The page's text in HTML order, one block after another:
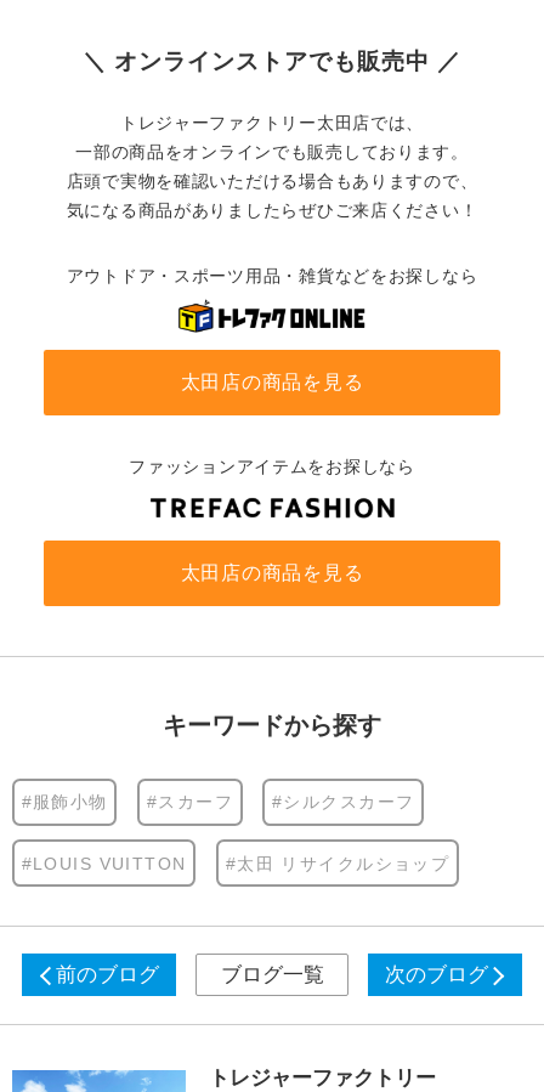
＼ オンラインストアでも販売中 ／
トレジャーファクトリー太田店では、
一部の商品をオンラインでも販売しております。
店頭で実物を確認いただける場合もありますので、
気になる商品がありましたらぜひご来店ください！
アウトドア・スポーツ用品・雑貨などをお探しなら
太田店の商品を見る
ファッションアイテムをお探しなら
太田店の商品を見る
キーワードから探す
#服飾小物 #スカーフ #シルクスカーフ
#LOUIS VUITTON #太田 リサイクルショップ
前のブログ ブログ一覧 次のブログ
トレジャーファクトリー